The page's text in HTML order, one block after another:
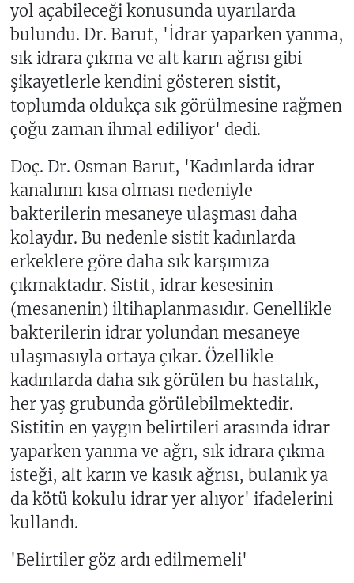
yol açabileceği konusunda uyarılarda
bulundu. Dr. Barut, 'İdrar yaparken yanma,
sık idrara çıkma ve alt karın ağrısı gibi
şikayetlerle kendini gösteren sistit,
toplumda oldukça sık görülmesine rağmen
çoğu zaman ihmal ediliyor' dedi.
Doç. Dr. Osman Barut, 'Kadınlarda idrar
kanalının kısa olması nedeniyle
bakterilerin mesaneye ulaşması daha
kolaydır. Bu nedenle sistit kadınlarda
erkeklere göre daha sık karşımıza
çıkmaktadır. Sistit, idrar kesesinin
(mesanenin) iltihaplanmasıdır. Genellikle
bakterilerin idrar yolundan mesaneye
ulaşmasıyla ortaya çıkar. Özellikle
kadınlarda daha sık görülen bu hastalık,
her yaş grubunda görülebilmektedir.
Sistitin en yaygın belirtileri arasında idrar
yaparken yanma ve ağrı, sık idrara çıkma
isteği, alt karın ve kasık ağrısı, bulanık ya
da kötü kokulu idrar yer alıyor' ifadelerini
kullandı.
'Belirtiler göz ardı edilmemeli'